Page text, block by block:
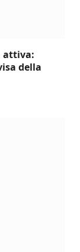
attiva:
della